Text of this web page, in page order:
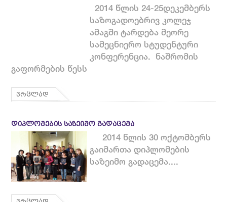
2014 წლის 24-25დეკემბერს
საზოგადოებრივ კოლეჯ
ამაგში ტარდება მეორე
სამეცნიერო სტუდენტური
კონფერენცია. ნაშრომის
გაფორმების წესს
ვრცლად
ᲓᲘᲞᲚᲝᲛᲔᲑᲘᲡ ᲡᲐᲖᲔᲘᲛᲝ ᲒᲐᲓᲐᲪᲔᲛᲐ
2014 წლის 30 ოქტომბერს
გაიმართა დიპლომების
საზეიმო გადაცემა....